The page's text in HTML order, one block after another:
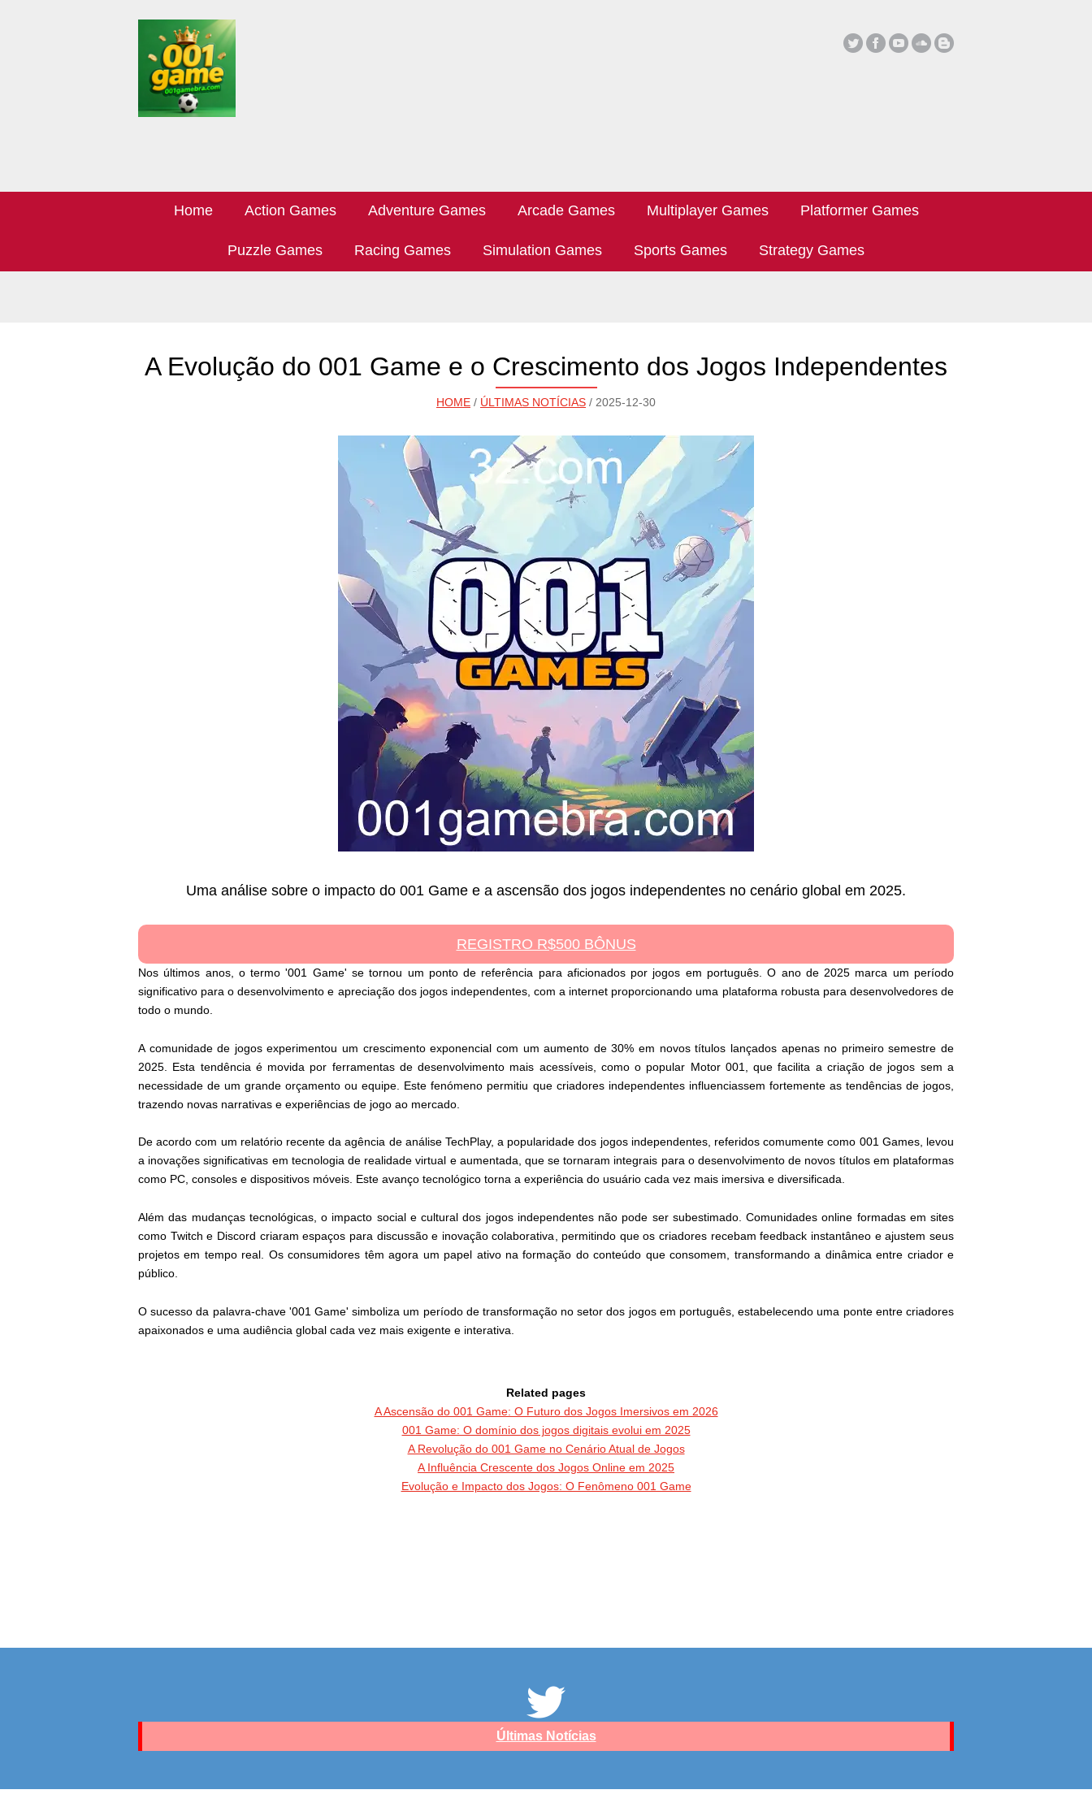
Home Action Games Adventure Games Arcade Games Multiplayer Games Platformer Games
Puzzle Games Racing Games Simulation Games Sports Games Strategy Games
A Evolução do 001 Game e o Crescimento dos Jogos Independentes
HOME / ÚLTIMAS NOTÍCIAS / 2025-12-30
Uma análise sobre o impacto do 001 Game e a ascensão dos jogos independentes no cenário global em 2025.
REGISTRO R$500 BÔNUS
Nos últimos anos, o termo '001 Game' se tornou um ponto de referência para aficionados por jogos em português. O ano de 2025 marca um período
significativo para o desenvolvimento e apreciação dos jogos independentes, com a internet proporcionando uma plataforma robusta para desenvolvedores de
todo o mundo.
A comunidade de jogos experimentou um crescimento exponencial com um aumento de 30% em novos títulos lançados apenas no primeiro semestre de
2025. Esta tendência é movida por ferramentas de desenvolvimento mais acessíveis, como o popular Motor 001, que facilita a criação de jogos sem a
necessidade de um grande orçamento ou equipe. Este fenómeno permitiu que criadores independentes influenciassem fortemente as tendências de jogos,
trazendo novas narrativas e experiências de jogo ao mercado.
De acordo com um relatório recente da agência de análise TechPlay, a popularidade dos jogos independentes, referidos comumente como 001 Games, levou
a inovações significativas em tecnologia de realidade virtual e aumentada, que se tornaram integrais para o desenvolvimento de novos títulos em plataformas
como PC, consoles e dispositivos móveis. Este avanço tecnológico torna a experiência do usuário cada vez mais imersiva e diversificada.
Além das mudanças tecnológicas, o impacto social e cultural dos jogos independentes não pode ser subestimado. Comunidades online formadas em sites
como Twitch e Discord criaram espaços para discussão e inovação colaborativa, permitindo que os criadores recebam feedback instantâneo e ajustem seus
projetos em tempo real. Os consumidores têm agora um papel ativo na formação do conteúdo que consomem, transformando a dinâmica entre criador e
público.
O sucesso da palavra-chave '001 Game' simboliza um período de transformação no setor dos jogos em português, estabelecendo uma ponte entre criadores
apaixonados e uma audiência global cada vez mais exigente e interativa.
Related pages
A Ascensão do 001 Game: O Futuro dos Jogos Imersivos em 2026
001 Game: O domínio dos jogos digitais evolui em 2025
A Revolução do 001 Game no Cenário Atual de Jogos
A Influência Crescente dos Jogos Online em 2025
Evolução e Impacto dos Jogos: O Fenômeno 001 Game
Últimas Notícias